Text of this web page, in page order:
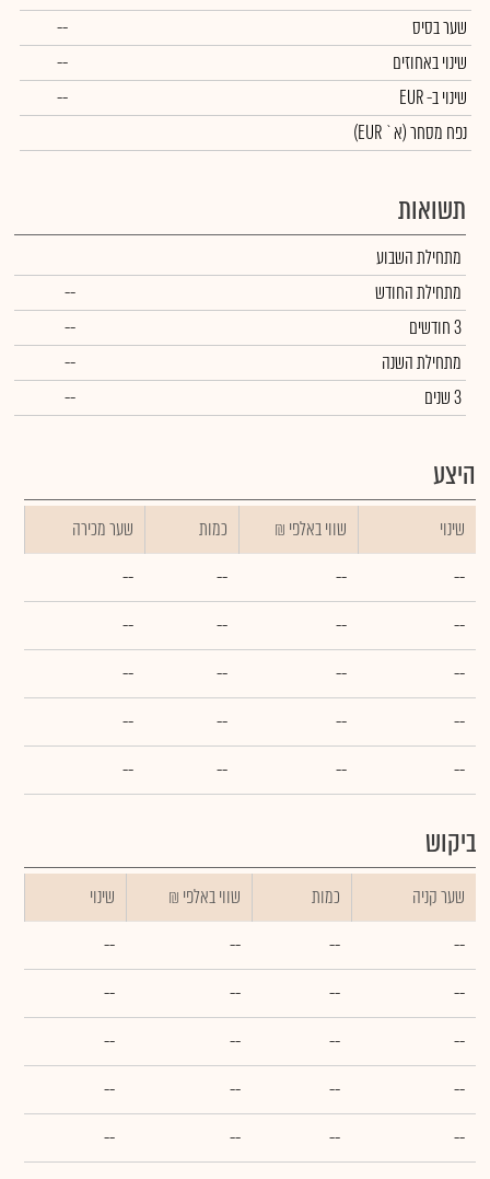
שער בסיס
--
שינוי באחוזים
--
שינויב- EUR
--
נפח מסחר(א` EUR)
תשואות
מתחילת השבוע
מתחילת החודש
--
3 חודשים
--
מתחילת השנה
--
3 שנים
--
היצע
שינוי ₪ שווי באלפי כמות
שער מכירה
--
--
--
--
--
--
--
--
--
--
--
--
--
--
--
--
--
--
--
--
ביקוש
שער קניה כמות ₪ שווי באלפי
שינוי
--
--
--
--
--
--
--
--
--
--
--
--
--
--
--
--
--
--
--
--